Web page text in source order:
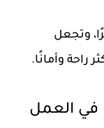
وتجعل
راحة وأمانًا.
في العمل